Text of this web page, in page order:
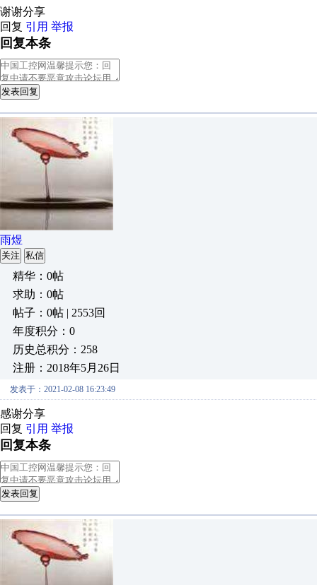
谢谢分享
回复 引用 举报
回复本条
发表回复
雨煜
关注 私信
精华：0帖
求助：0帖
帖子：0帖 | 2553回
年度积分：0
历史总积分：258
注册：2018年5月26日
发表于：2021-02-08 16:23:49
感谢分享
回复 引用 举报
回复本条
发表回复